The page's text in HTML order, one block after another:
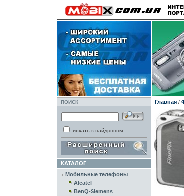
ПОИСК
искать в найденном
КАТАЛОГ
Мобильные телефоны
Alcatel
BenQ-Siemens
Главная/